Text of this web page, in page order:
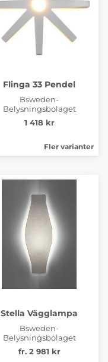
Flinga 33 Pendel
Bsweden-
Belysningsbolaget
1 418 kr
Fler varianter
Stella Vägglampa
Bsweden-
Belysningsbolaget
fr. 2 981 kr